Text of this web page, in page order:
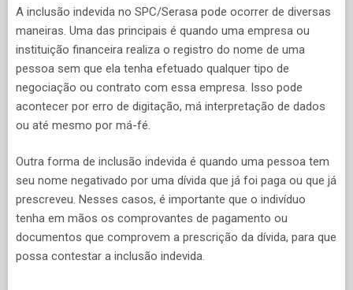
A inclusão indevida no SPC/Serasa pode ocorrer de diversas
maneiras. Uma das principais é quando uma empresa ou
instituição financeira realiza o registro do nome de uma
pessoa sem que ela tenha efetuado qualquer tipo de
negociação ou contrato com essa empresa. Isso pode
acontecer por erro de digitação, má interpretação de dados
ou até mesmo por má-fé.
Outra forma de inclusão indevida é quando uma pessoa tem
seu nome negativado por uma dívida que já foi paga ou que já
prescreveu. Nesses casos, é importante que o indivíduo
tenha em mãos os comprovantes de pagamento ou
documentos que comprovem a prescrição da dívida, para que
possa contestar a inclusão indevida.